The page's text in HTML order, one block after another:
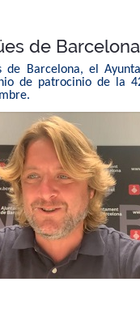
de
de Barcelona, ​​el
de patrocinio de la